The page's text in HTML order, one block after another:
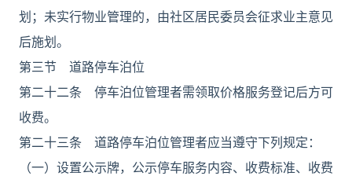
划；未实行物业管理的，由社区居民委员会征求业主意见
后施划。
第三节 道路停车泊位
第二十二条 停车泊位管理者需领取价格服务登记后方可
收费。
第二十三条 道路停车泊位管理者应当遵守下列规定：
（一）设置公示牌，公示停车服务内容、收费标准、收费